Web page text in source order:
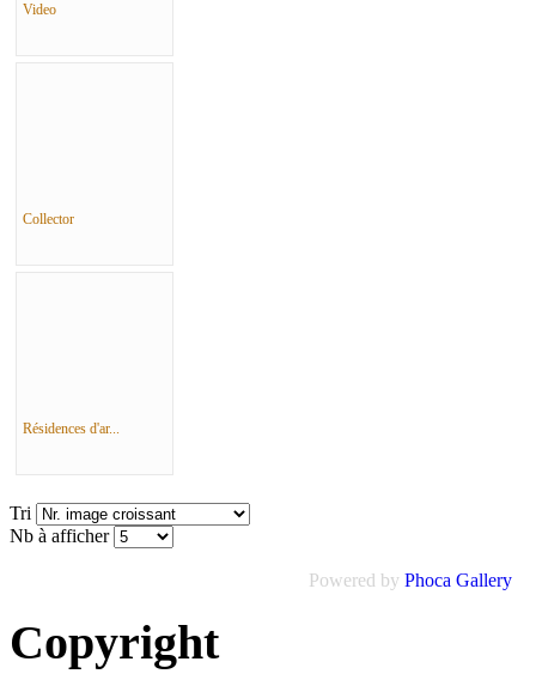
Video
Collector
Résidences d'ar...
Tri
Nb à afficher
Powered by Phoca Gallery
Copyright